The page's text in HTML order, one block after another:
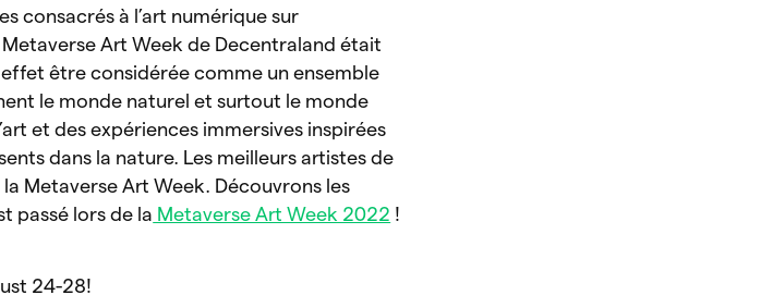
consacrés à l’art numérique sur
Art Week de Decentraland était
effet être considérée comme un ensemble
le monde naturel et surtout le monde
et des expériences immersives inspirées
dans la nature. Les meilleurs artistes de
Metaverse Art Week. Découvrons les
passé lors de la Metaverse Art Week 2022 !
24-28!